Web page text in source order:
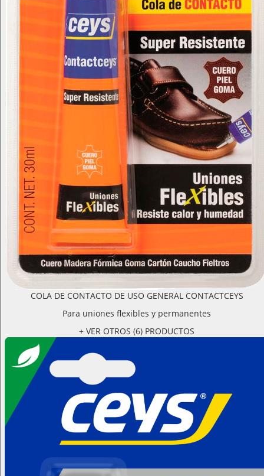
COLA DE CONTACTO DE USO GENERAL CONTACTCEYS
Para uniones flexibles y permanentes
+ VER OTROS (6) PRODUCTOS